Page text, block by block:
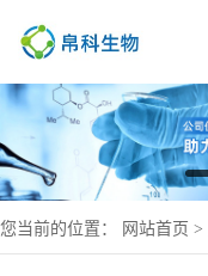
您当前的位置： 网站首页 >